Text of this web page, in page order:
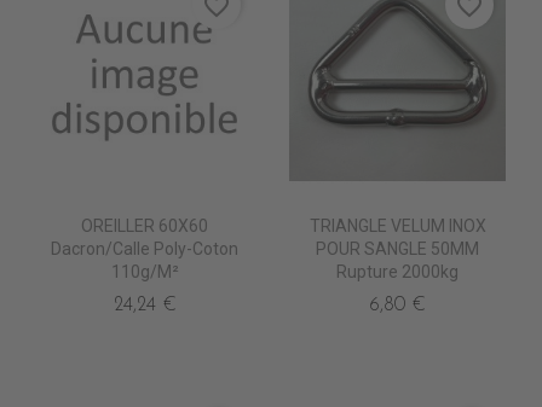
OREILLER 60X60
Dacron/Calle Poly-Coton
110g/m²
24,24 €
favorite_border
TRIANGLE VELUM INOX
POUR SANGLE 50MM
Rupture 2000kg
6,80 €
favorite_border